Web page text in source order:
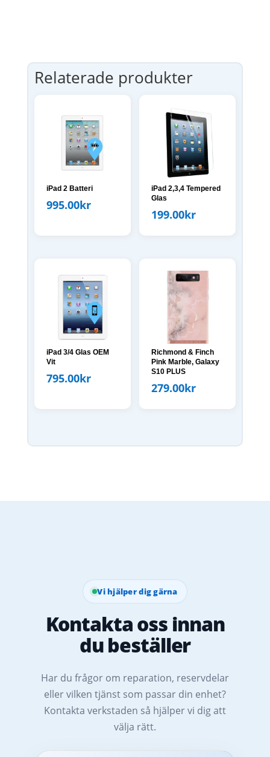
Relaterade produkter
iPad 2 Batteri
995.00kr
iPad 2,3,4 Tempered
Glas
199.00kr
iPad 3/4 Glas OEM
Vit
795.00kr
Richmond & Finch
Pink Marble, Galaxy
S10 PLUS
279.00kr
Vi hjälper dig gärna
Kontakta oss innan
du beställer
Har du frågor om reparation, reservdelar
eller vilken tjänst som passar din enhet?
Kontakta verkstaden så hjälper vi dig att
välja rätt.